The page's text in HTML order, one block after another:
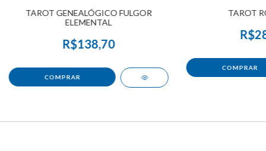
TAROT GENEALÓGICO FULGOR
ELEMENTAL
R$138,70
TAROT